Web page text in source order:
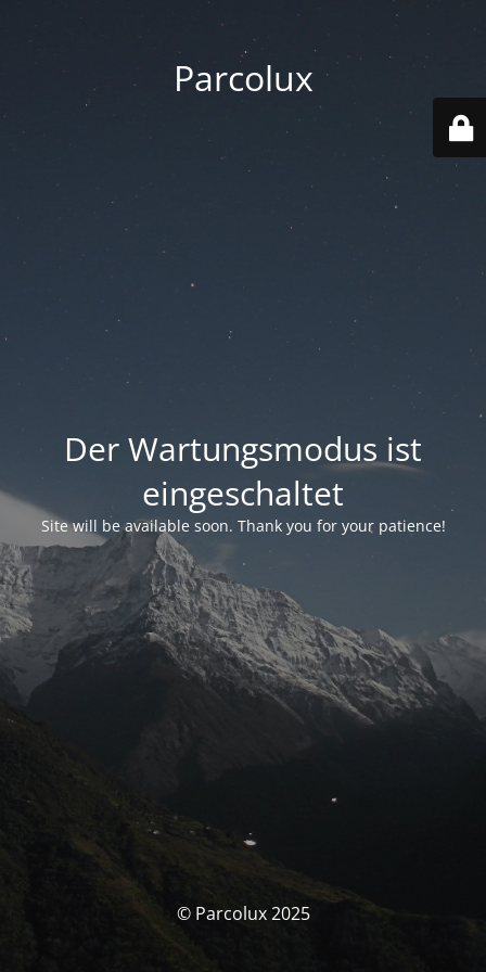
Parcolux
Der Wartungsmodus ist
eingeschaltet
Site will be available soon. Thank you for your patience!
© Parcolux 2025